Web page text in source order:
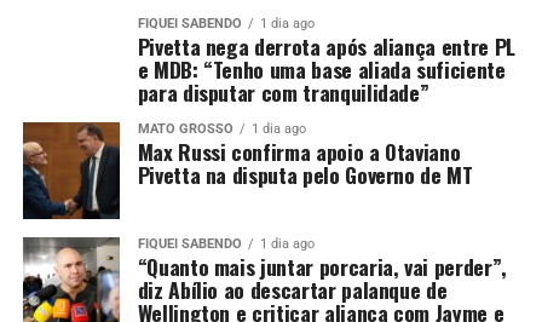
junho indicam um total de 1,008 bilhão de bushels,
volume 4% superior ao do mesmo período de 2024 e
acima da expectativa do mercado, que era de 971
Fonte: Canal Rural
Comentários
FIQUEI SABENDO 1 dia ago
Pivetta nega derrota após aliança entre PL
e MDB: “Tenho uma base aliada suficiente
para disputar com tranquilidade”
MATO GROSSO 1 dia ago
Max Russi confirma apoio a Otaviano
Pivetta na disputa pelo Governo de MT
FIQUEI SABENDO 1 dia ago
“Quanto mais juntar porcaria, vai perder”,
diz Abílio ao descartar palanque de
Wellington e criticar aliança com Jayme e